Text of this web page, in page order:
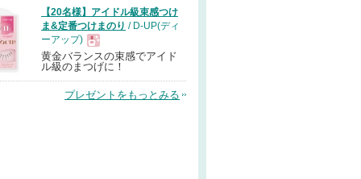
品
【20名様】アイドル級束感つけ
ま&定番つけまのり / D-UP(ディ
ーアップ)
現
品
黄金バランスの束感でアイド
ル級のまつげに！
プレゼントをもっとみる